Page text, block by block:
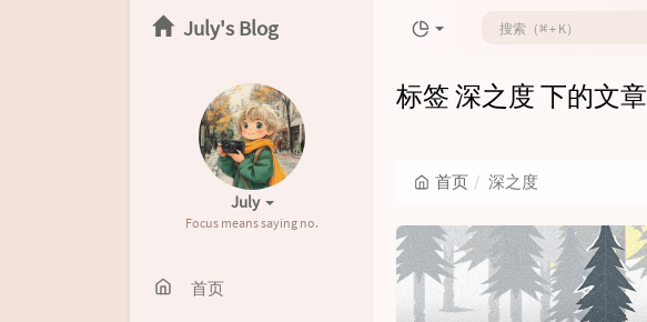
July's Blog
July
Focus means saying no.
首页
标签 深之度 下的文章
首页 深之度